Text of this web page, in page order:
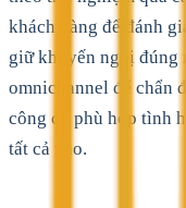
khách hàng để đánh
giữ khuyến nghị đúng
omnichannel để chẩn
công cụ phù hợp tình
tất cả vào.